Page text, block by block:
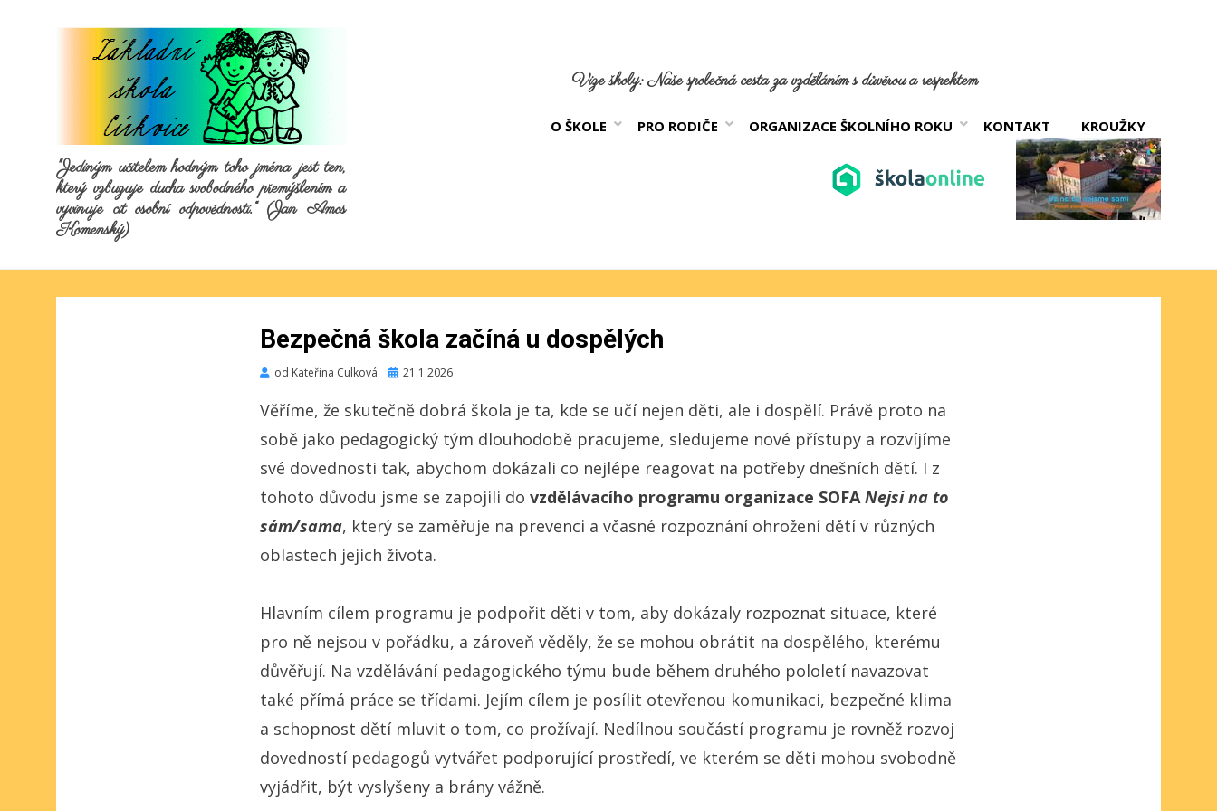
"Jediným učitelem hodným toho jména jest ten,
který vzbuzuje ducha svobodného přemýšlením a
vyvinuje cit osobní odpovědnosti.“ (Jan Amos
Komenský)
Vize školy: Naše společná cesta za vzděláním s důvěrou a respektem
O ŠKOLE PRO RODIČE ORGANIZACE ŠKOLNÍHO ROKU KONTAKT KROUŽKY
Bezpečná škola začíná u dospělých
od Kateřina Culková Publikováno
21.1.2026
Věříme, že skutečně dobrá škola je ta, kde se učí nejen děti, ale i dospělí. Právě proto na
sobě jako pedagogický tým dlouhodobě pracujeme, sledujeme nové přístupy a rozvíjíme
své dovednosti tak, abychom dokázali co nejlépe reagovat na potřeby dnešních dětí. I z
tohoto důvodu jsme se zapojili do vzdělávacího programu organizace SOFANejsi na to
sám/sama, který se zaměřuje na prevenci a včasné rozpoznání ohrožení dětí v různých
oblastech jejich života.
Hlavním cílem programu je podpořit děti v tom, aby dokázaly rozpoznat situace, které
pro ně nejsou v pořádku, a zároveň věděly, že se mohou obrátit na dospělého, kterému
důvěřují. Na vzdělávání pedagogického týmu bude během druhého pololetí navazovat
také přímá práce se třídami. Jejím cílem je posílit otevřenou komunikaci, bezpečné klima
a schopnost dětí mluvit o tom, co prožívají. Nedílnou součástí programu je rovněž rozvoj
dovedností pedagogů vytvářet podporující prostředí, ve kterém se děti mohou svobodně
vyjádřit, být vyslyšeny a brány vážně.